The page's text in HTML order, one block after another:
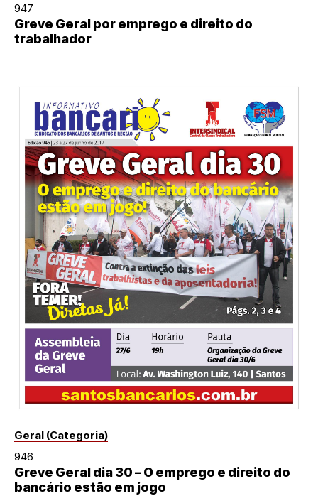
947
Greve Geral por emprego e direito do
trabalhador
Geral (Categoria)
946
Greve Geral dia 30 – O emprego e direito do
bancário estão em jogo